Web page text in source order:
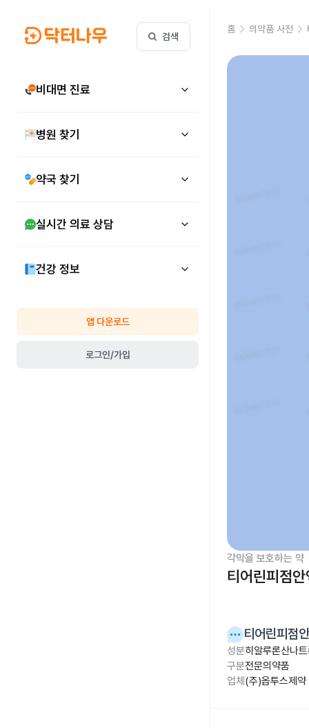
검색
비대면 진료
병원 찾기
약국 찾기
실시간 의료 상담
건강 정보
앱 다운로드
로그인/가입
홈 의약품 사전
각막을 보호하는 약
티어린피점
티어린피점
성분히알루론산나
구분전문의약품
업체 (주)옵투스제약